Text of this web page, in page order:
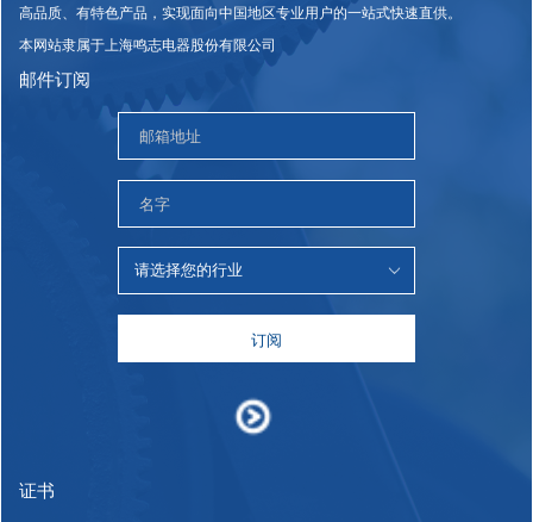
高品质、有特色产品，实现面向中国地区专业用户的一站式快速直供。
本网站隶属于上海鸣志电器股份有限公司
邮件订阅
订阅
证书